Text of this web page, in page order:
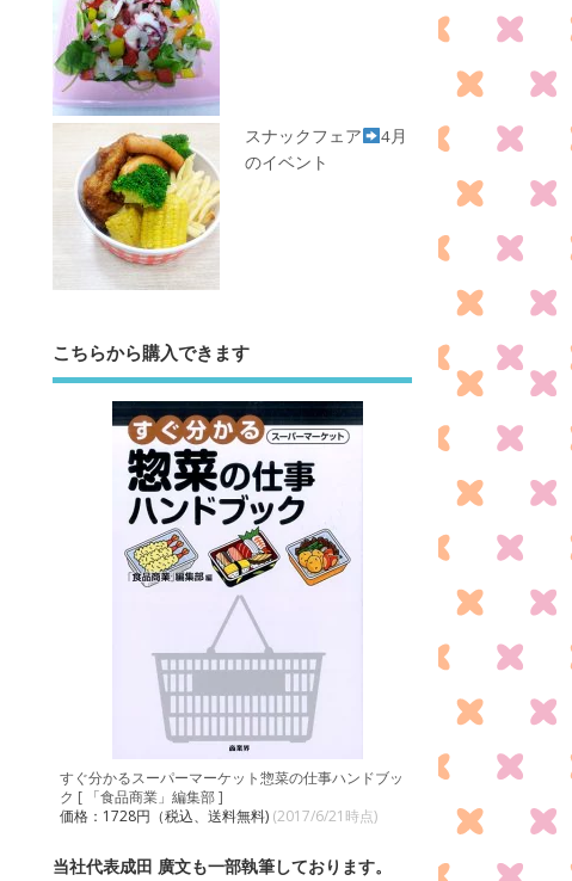
スナックフェア
4月
のイベント
こちらから購入できます
すぐ分かるスーパーマーケット惣菜の仕事ハンドブッ
ク [ 「食品商業」編集部 ]
価格：1728円（税込、送料無料) (2017/6/21時点)
当社代表成田 廣文も一部執筆しております。